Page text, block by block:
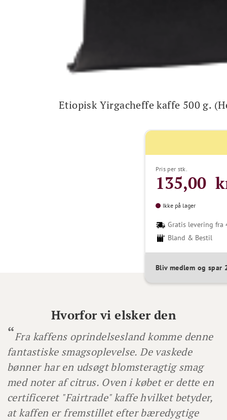
Etiopisk Yirgacheffe kaffe 500 g.
Pris per stk.
135,00
Gratis levering fra
Bland & Bestil
Ikke på lager
Bliv medlem og spar
Hvorfor vi elsker den
Fra kaffens oprindelsesland komme denne
fantastiske smagsoplevelse. De vaskede
bønner har en udsøgt blomsteragtig smag
med noter af citrus. Oven i købet er dette en
certificeret "Fairtrade" kaffe hvilket betyder,
at kaffen er fremstillet efter bæredygtige